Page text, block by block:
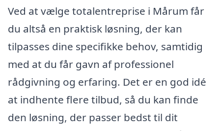
Ved at vælge totalentreprise i Mårum får
du altså en praktisk løsning, der kan
tilpasses dine specifikke behov, samtidig
med at du får gavn af professionel
rådgivning og erfaring. Det er en god idé
at indhente flere tilbud, så du kan finde
den løsning, der passer bedst til dit